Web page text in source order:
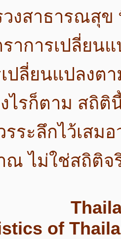
วงสาธารณสุ
าการเปลี่ยน
ปลี่ยนแปลงตา
ตาม สถิตินี้
รระลึกไว้เสม
ณ ไม่ใช่สถิติจ
of